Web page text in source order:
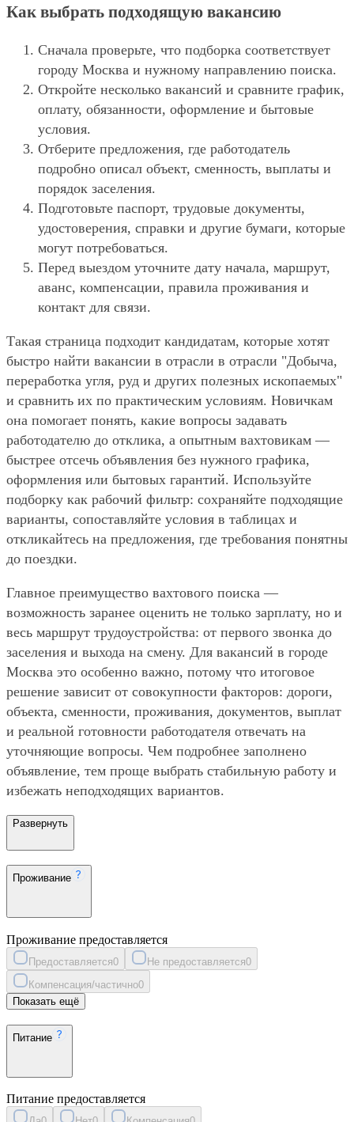
Как выбрать подходящую вакансию
Сначала проверьте, что подборка соответствует
городу Москва и нужному направлению поиска.
Откройте несколько вакансий и сравните график,
оплату, обязанности, оформление и бытовые
условия.
Отберите предложения, где работодатель
подробно описал объект, сменность, выплаты и
порядок заселения.
Подготовьте паспорт, трудовые документы,
удостоверения, справки и другие бумаги, которые
могут потребоваться.
Перед выездом уточните дату начала, маршрут,
аванс, компенсации, правила проживания и
контакт для связи.
Такая страница подходит кандидатам, которые хотят
быстро найти вакансии в отрасли в отрасли "Добыча,
переработка угля, руд и других полезных ископаемых"
и сравнить их по практическим условиям. Новичкам
она помогает понять, какие вопросы задавать
работодателю до отклика, а опытным вахтовикам —
быстрее отсечь объявления без нужного графика,
оформления или бытовых гарантий. Используйте
подборку как рабочий фильтр: сохраняйте подходящие
варианты, сопоставляйте условия в таблицах и
откликайтесь на предложения, где требования понятны
до поездки.
Главное преимущество вахтового поиска —
возможность заранее оценить не только зарплату, но и
весь маршрут трудоустройства: от первого звонка до
заселения и выхода на смену. Для вакансий в городе
Москва это особенно важно, потому что итоговое
решение зависит от совокупности факторов: дороги,
объекта, сменности, проживания, документов, выплат
и реальной готовности работодателя отвечать на
уточняющие вопросы. Чем подробнее заполнено
объявление, тем проще выбрать стабильную работу и
избежать неподходящих вариантов.
Развернуть
Проживание
Проживание предоставляется
Предоставляется0 Не предоставляется0
Компенсация/частично0
Показать ещё
Питание
Питание предоставляется